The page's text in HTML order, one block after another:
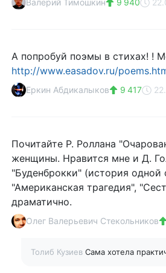
Валерий Тимошкин 9 940
А попробуй поэмы в стихах! !
http://www.easadov.ru/
Еркин Абдикалыков 9 417
Почитайте Р. Роллана
женщины. Нравится мне и Д.
"Буденброкки" (история
"Американская трагедия",
драматично.
Олег Валерьевич Стекольников
Толиб Кузиев Сама хотела